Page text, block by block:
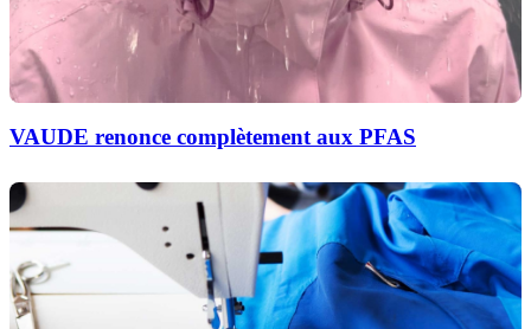
VAUDE renonce complètement aux PFAS